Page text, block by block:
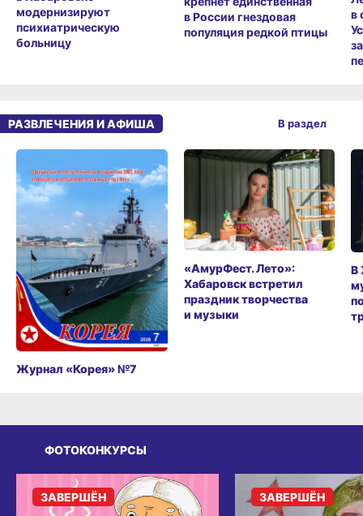
модернизируют
психиатрическую
больницу
в России гнездовая
популяция редкой птицы
в
РАЗВЛЕЧЕНИЯ И АФИША
Журнал «Корея» №7
«АмурФест. Лето»:
Хабаровск встретил
праздник творчества
и музыки
В
В раздел
ФОТОКОНКУРСЫ
ЗАВЕРШЁН ЗАВЕРШЁН